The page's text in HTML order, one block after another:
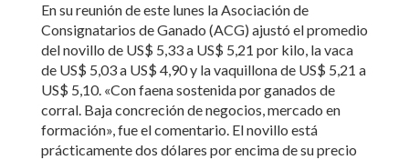
En su reunión de este lunes la Asociación de
Consignatarios de Ganado (ACG) ajustó el promedio
del novillo de US$ 5,33 a US$ 5,21 por kilo, la vaca
de US$ 5,03 a US$ 4,90 y la vaquillona de US$ 5,21 a
US$ 5,10. «Con faena sostenida por ganados de
corral. Baja concreción de negocios, mercado en
formación», fue el comentario. El novillo está
prácticamente dos dólares por encima de su precio